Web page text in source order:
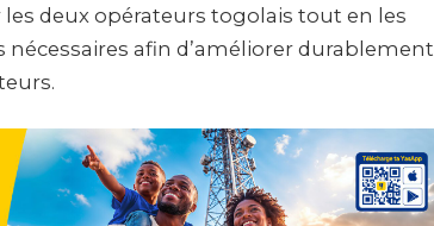
deux opérateurs togolais tout en les
afin d’améliorer durablement